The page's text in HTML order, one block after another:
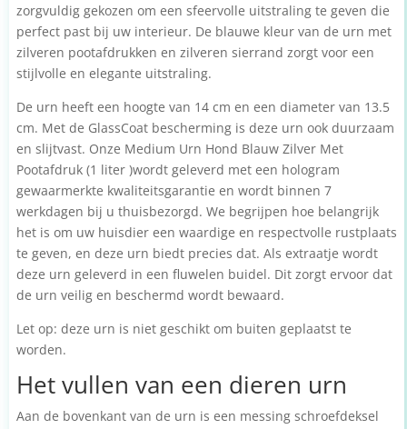
zorgvuldig gekozen om een sfeervolle uitstraling te geven die
perfect past bij uw interieur. De blauwe kleur van de urn met
zilveren pootafdrukken en zilveren sierrand zorgt voor een
stijlvolle en elegante uitstraling.
De urn heeft een hoogte van 14 cm en een diameter van 13.5
cm. Met de GlassCoat bescherming is deze urn ook duurzaam
en slijtvast. Onze Medium Urn Hond Blauw Zilver Met
Pootafdruk (1 liter )wordt geleverd met een hologram
gewaarmerkte kwaliteitsgarantie en wordt binnen 7
werkdagen bij u thuisbezorgd. We begrijpen hoe belangrijk
het is om uw huisdier een waardige en respectvolle rustplaats
te geven, en deze urn biedt precies dat. Als extraatje wordt
deze urn geleverd in een fluwelen buidel. Dit zorgt ervoor dat
de urn veilig en beschermd wordt bewaard.
Let op: deze urn is niet geschikt om buiten geplaatst te
worden.
Het vullen van een dieren urn
Aan de bovenkant van de urn is een messing schroefdeksel